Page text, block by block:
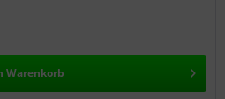
Warenkorb